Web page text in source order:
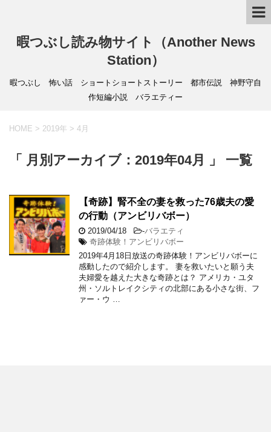
暇つぶし読み物サイト（Another News
Station）
暇つぶし 怖い話 ショートショートストーリー 都市伝説 神野守自
作短編小説 バラエティー
HOME > 2019年 > 4月
「 月別アーカイブ：2019年04月 」 一覧
【奇跡】腎不全の妻を救った76歳夫の愛
の行動（アンビリバボー）
2019/04/18 -バラエティ
奇跡体験！アンビリバボー
2019年4月18日放送の奇跡体験！アンビリバボーに
感動したので紹介します。 妻を救いたいと願う夫
夫婦愛を越えた大きな奇跡とは？ アメリカ・ユタ
州・ソルトレイクシティの北部にある小さな街、フ
ァー・ウ …